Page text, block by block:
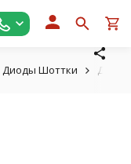
Диоды Шоттки Диод